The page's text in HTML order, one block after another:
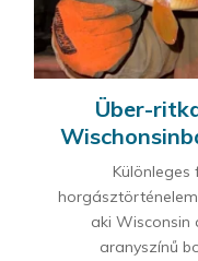
Über-
aki Wisconsin
aranyszínű